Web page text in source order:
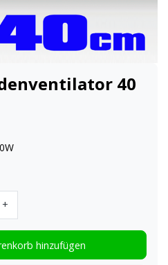
40
+
hinzufügen